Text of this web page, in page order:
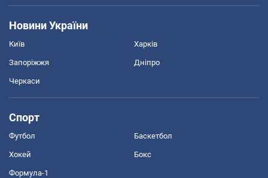
Новини України
Київ Харків
Запоріжжя Дніпро
Черкаси
Спорт
Футбол Баскетбол
Хокей Бокс
Формула-1